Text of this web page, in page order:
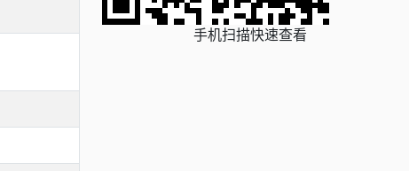
手机扫描快速查看